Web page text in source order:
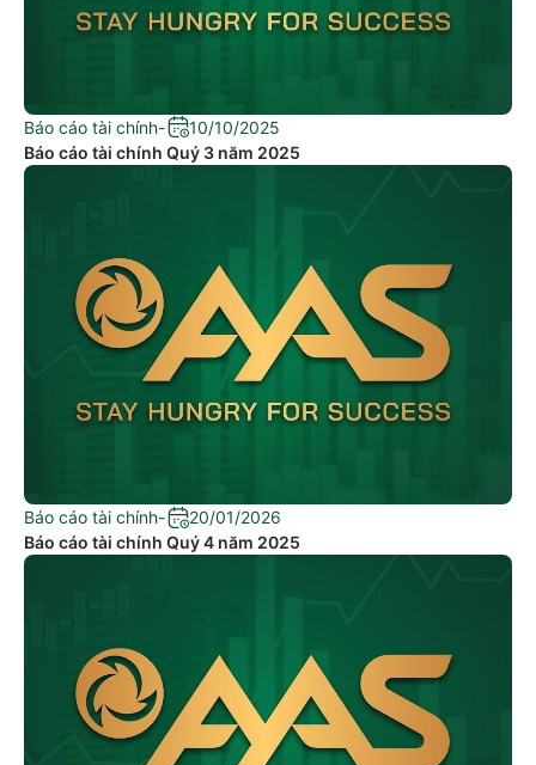
Báo cáo tài chính-
10/10/2025
Báo cáo tài chính Quý 3 năm 2025
Báo cáo tài chính-
20/01/2026
Báo cáo tài chính Quý 4 năm 2025